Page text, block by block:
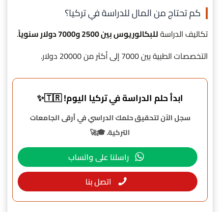
كم تحتاج من المال للدراسة في تركيا؟
تكاليف الدراسةللبكالوريوس بين 2500 و7000 دولار سنوياً
.
التخصصات الطبية بين 7000 إلى أكثر من 20000 دولار.
ابدأ حلم الدراسة في تركيا اليوم! 🇹🇷✨
سجل الآن لتحقيق حلمك الدراسي في أرقى الجامعات
التركية. 🎓🚀
راسلنا على واتساب
اتصل بنا